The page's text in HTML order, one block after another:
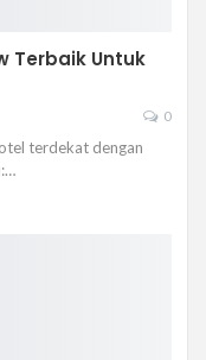
Terbaik Untuk
0
terdekat dengan